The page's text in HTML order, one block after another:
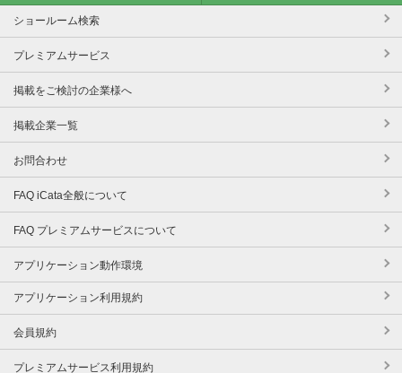
ショールーム検索
プレミアムサービス
掲載をご検討の企業様へ
掲載企業一覧
お問合わせ
FAQ iCata全般について
FAQ プレミアムサービスについて
アプリケーション動作環境
アプリケーション利用規約
会員規約
プレミアムサービス利用規約